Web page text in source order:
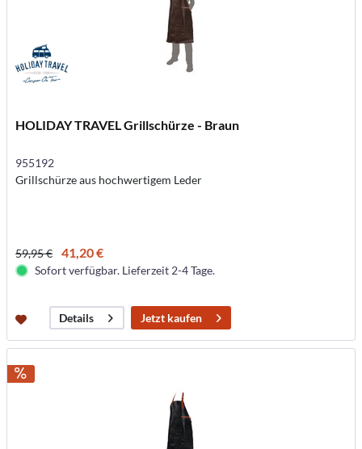
HOLIDAY TRAVEL Grillschürze - Braun
955192
Grillschürze aus hochwertigem Leder
59,95 € 41,20 €
Sofort verfügbar. Lieferzeit 2-4 Tage.
Details Jetzt kaufen